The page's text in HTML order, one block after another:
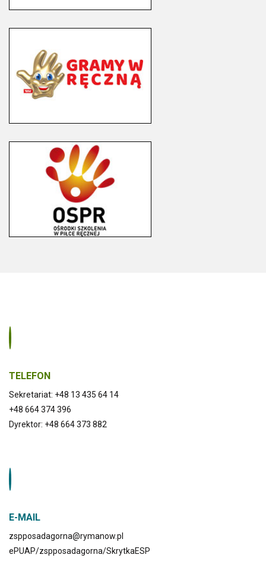
TELEFON
Sekretariat: +48 13 435 64 14
+48 664 374 396
Dyrektor: +48 664 373 882
E-MAIL
zspposadagorna@rymanow.pl
ePUAP/zspposadagorna/SkrytkaESP